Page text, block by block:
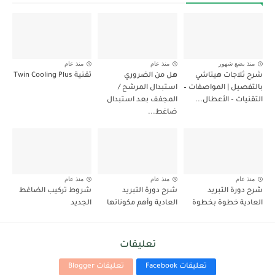
منذ بضع شهور
شرح ثلاجات هيتاشي
بالتفصيل | المواصفات –
التقنيات – الأعطال...
منذ عام
هل من الضروري
استبدال المرشح /
المجفف بعد استبدال
ضاغط...
منذ عام
تقنية Twin Cooling Plus
منذ عام
شرح دورة التبريد
العادية خطوة بخطوة
منذ عام
شرح دورة التبريد
العادية وأهم مكوناتها
منذ عام
شروط تركيب الضاغط
الجديد
تعليقات
تعليقات Facebook تعليقات Blogger